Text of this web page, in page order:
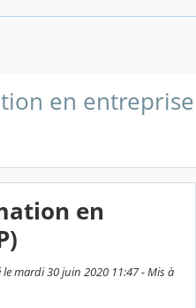
en entreprise
en
mardi 30 juin 2020 11:47 - Mis à